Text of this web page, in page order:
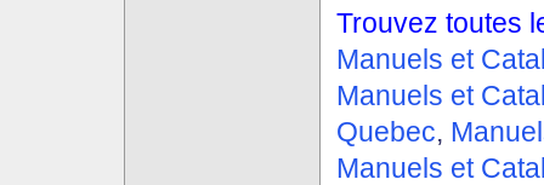
Trouvez toutes
Manuels et
Manuels et
Quebec,
Manuels et